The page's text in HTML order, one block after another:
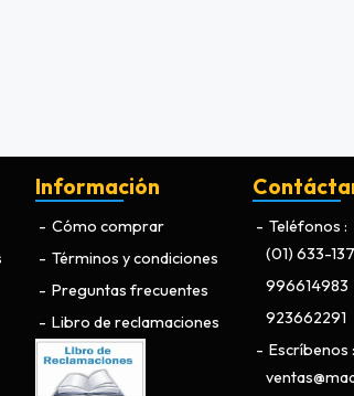
Información
Cómo comprar
Términos y condiciones
Preguntas frecuentes
Libro de reclamaciones
Teléfonos
(01) 633-
996614983
923662291
Escríbenos